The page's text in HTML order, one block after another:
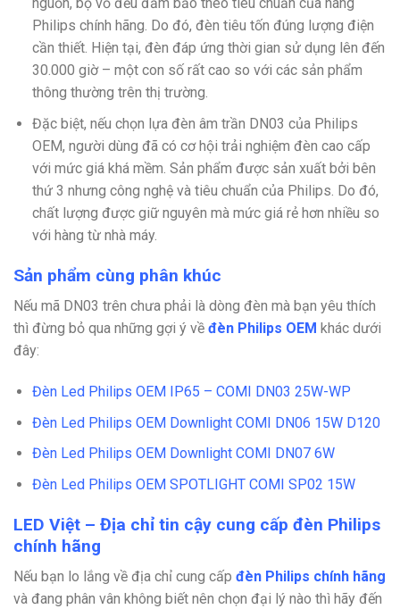
nguồn, bộ vỏ đều đảm bảo theo tiêu chuẩn của hàng
Philips chính hãng. Do đó, đèn tiêu tốn đúng lượng điện
cần thiết. Hiện tại, đèn đáp ứng thời gian sử dụng lên đến
30.000 giờ – một con số rất cao so với các sản phẩm
thông thường trên thị trường.
Đặc biệt, nếu chọn lựa đèn âm trần DN03 của Philips
OEM, người dùng đã có cơ hội trải nghiệm đèn cao cấp
với mức giá khá mềm. Sản phẩm được sản xuất bởi bên
thứ 3 nhưng công nghệ và tiêu chuẩn của Philips. Do đó,
chất lượng được giữ nguyên mà mức giá rẻ hơn nhiều so
với hàng từ nhà máy.
Sản phẩm cùng phân khúc
Nếu mã DN03 trên chưa phải là dòng đèn mà bạn yêu thích
thì đừng bỏ qua những gợi ý về đèn Philips OEM khác dưới
đây:
Đèn Led Philips OEM IP65 – COMI DN03 25W-WP
Đèn Led Philips OEM Downlight COMI DN06 15W D120
Đèn Led Philips OEM Downlight COMI DN07 6W
Đèn Led Philips OEM SPOTLIGHT COMI SP02 15W
LED Việt – Địa chỉ tin cậy cung cấp đèn Philips
chính hãng
Nếu bạn lo lắng về địa chỉ cung cấp đèn Philips chính hãng
và đang phân vân không biết nên chọn đại lý nào thì hãy đến